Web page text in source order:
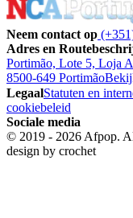
Neem contact op
Adres en
Portimão, Lote 5, Loja A
8500-649 Portimão
LegaalStatuten en
cookiebeleid
Sociale media
© 2019 - 2026 Afpop.
design by crochet